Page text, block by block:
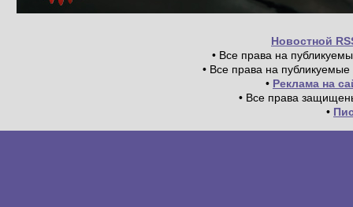
Новостной
• Все права на
• Все права на
• Реклама на
• Все права
•